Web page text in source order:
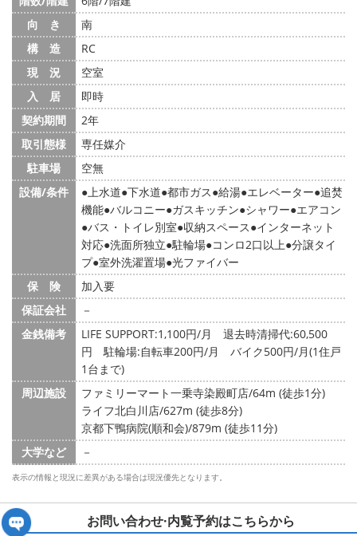
向 き
南
構 造
RC
現 況
空室
入 居
即時
契約期間
2年
取引態様
専任媒介
駐車場
空無
設備/条件
上水道 下水道 都市ガス 給湯 エレベーター 追焚
機能 バルコニー ガスキッチン シャワー エアコン
バス・トイレ別室 収納スペース インターネット
対応 洗面所独立 駐輪場 コンロ2口以上 分譲タイ
プ 室外洗濯置場 光ファイバー
保 険
加入要
保証会社
－
金銭備考
LIFE SUPPORT:1,100円/月 退去時清掃代:60,500
円 駐輪場:自転車200円/月 バイク500円/月(1住戸
1台まで)
周辺施設
ファミリーマート一乗寺染殿町店/64m (徒歩1分)
ライフ北白川店/627m (徒歩8分)
京都下鴨病院(順和会)/879m (徒歩11分)
大学など
－
表示の情報と現況に差異がある場合は現況優先となります。
お問い合わせ·内覧予約はこちらから